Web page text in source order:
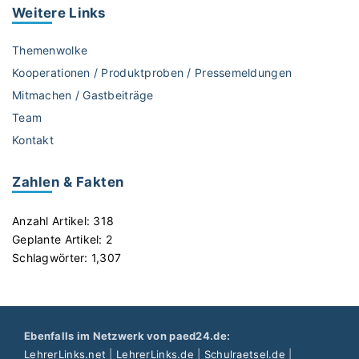
Weitere Links
Themenwolke
Kooperationen / Produktproben / Pressemeldungen
Mitmachen / Gastbeiträge
Team
Kontakt
Zahlen & Fakten
Anzahl Artikel: 318
Geplante Artikel: 2
Schlagwörter: 1,307
Ebenfalls im Netzwerk von paed24.de:
LehrerLinks.net
LehrerLinks.de Schulraetsel.de